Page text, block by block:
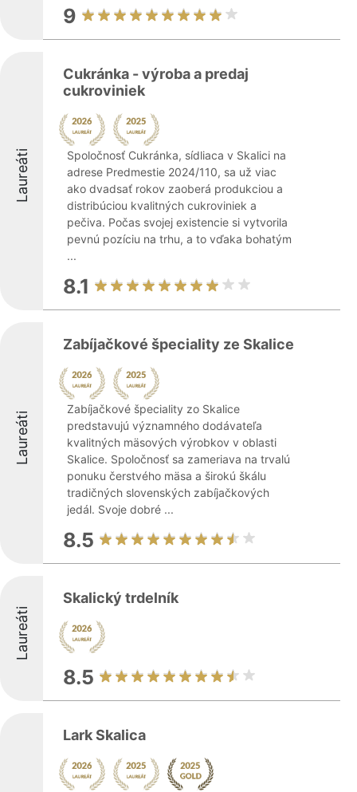
9
Laureáti
Cukránka - výroba a predaj
cukroviniek
Spoločnosť Cukránka, sídliaca v Skalici na
adrese Predmestie 2024/110, sa už viac
ako dvadsať rokov zaoberá produkciou a
distribúciou kvalitných cukroviniek a
pečiva. Počas svojej existencie si vytvorila
pevnú pozíciu na trhu, a to vďaka bohatým
...
8.1
Laureáti
Zabíjačkové špeciality ze Skalice
Zabíjačkové špeciality zo Skalice
predstavujú významného dodávateľa
kvalitných mäsových výrobkov v oblasti
Skalice. Spoločnosť sa zameriava na trvalú
ponuku čerstvého mäsa a širokú škálu
tradičných slovenských zabíjačkových
jedál. Svoje dobré ...
8.5
Laureáti
Skalický trdelník
8.5
Lark Skalica